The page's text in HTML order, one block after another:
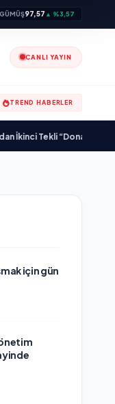
GÜMÜŞ97,57 ▲ %3,57
CANLI YAYIN
TREND HABERLER
Tekli “Donacaksın
için gün